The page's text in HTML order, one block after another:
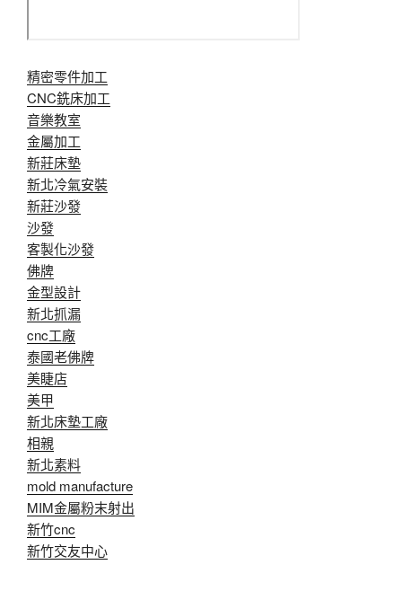
精密零件加工
CNC銑床加工
音樂教室
金屬加工
新莊床墊
新北冷氣安裝
新莊沙發
沙發
客製化沙發
佛牌
金型設計
新北抓漏
cnc工廠
泰國老佛牌
美睫店
美甲
新北床墊工廠
相親
新北素料
mold manufacture
MIM金屬粉末射出
新竹cnc
新竹交友中心